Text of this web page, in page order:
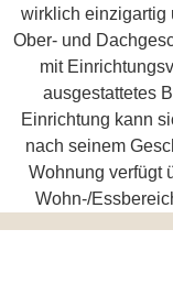
wirklich einzigartig
Ober- und
mit
ausgestattetes
Einrichtung kann
nach seinem
Wohnung verfügt
Wohn-/